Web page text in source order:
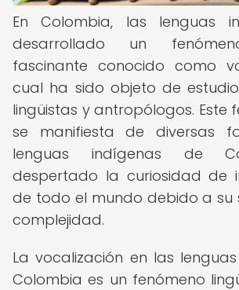
En Colombia, las lenguas
desarrollado un
fascinante conocido como
cual ha sido objeto de
lingüistas y antropólogos. Este
se manifiesta de diversas
lenguas indígenas de
despertado la curiosidad de
de todo el mundo debido a su
complejidad.
La vocalización en las
Colombia es un fenómeno